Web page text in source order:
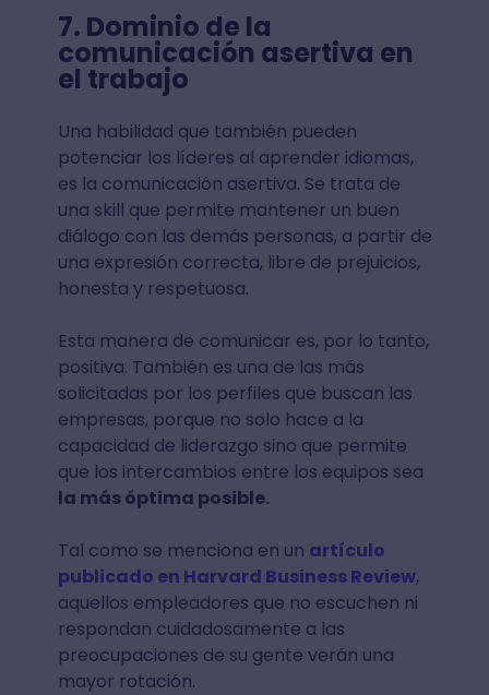
7. Dominio de la
comunicación asertiva en
el trabajo
Una habilidad que también pueden
potenciar los líderes al aprender idiomas,
es la comunicación asertiva. Se trata de
una skill que permite mantener un buen
diálogo con las demás personas, a partir de
una expresión correcta, libre de prejuicios,
honesta y respetuosa.
Esta manera de comunicar es, por lo tanto,
positiva. También es una de las más
solicitadas por los perfiles que buscan las
empresas, porque no solo hace a la
capacidad de liderazgo sino que permite
que los intercambios entre los equipos sea
la más óptima posible.
Tal como se menciona en un artículo
publicado en Harvard Business Review,
aquellos empleadores que no escuchen ni
respondan cuidadosamente a las
preocupaciones de su gente verán una
mayor rotación.